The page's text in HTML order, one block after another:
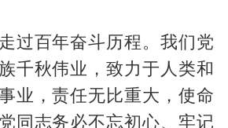
过百年奋斗历程。我们党
千秋伟业，致力于人类和
业，责任无比重大，使命
同志务必不忘初心、牢记